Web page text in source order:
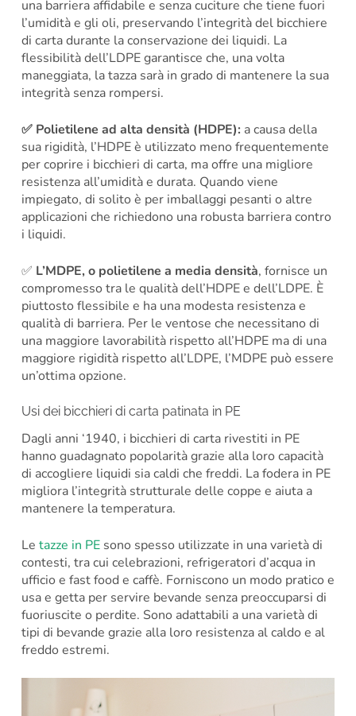
una barriera affidabile e senza cuciture che tiene fuori
l’umidità e gli oli, preservando l’integrità del bicchiere
di carta durante la conservazione dei liquidi. La
flessibilità dell’LDPE garantisce che, una volta
maneggiata, la tazza sarà in grado di mantenere la sua
integrità senza rompersi.
✅ Polietilene ad alta densità (HDPE): a causa della
sua rigidità, l’HDPE è utilizzato meno frequentemente
per coprire i bicchieri di carta, ma offre una migliore
resistenza all’umidità e durata. Quando viene
impiegato, di solito è per imballaggi pesanti o altre
applicazioni che richiedono una robusta barriera contro
i liquidi.
✅ L’MDPE, o polietilene a media densità, fornisce un
compromesso tra le qualità dell’HDPE e dell’LDPE. È
piuttosto flessibile e ha una modesta resistenza e
qualità di barriera. Per le ventose che necessitano di
una maggiore lavorabilità rispetto all’HDPE ma di una
maggiore rigidità rispetto all’LDPE, l’MDPE può essere
un’ottima opzione.
Usi dei bicchieri di carta patinata in PE
Dagli anni ‘1940, i bicchieri di carta rivestiti in PE
hanno guadagnato popolarità grazie alla loro capacità
di accogliere liquidi sia caldi che freddi. La fodera in PE
migliora l’integrità strutturale delle coppe e aiuta a
mantenere la temperatura.
Le tazze in PEsono spesso utilizzate in una varietà di
contesti, tra cui celebrazioni, refrigeratori d’acqua in
ufficio e fast food e caffè. Forniscono un modo pratico e
usa e getta per servire bevande senza preoccuparsi di
fuoriuscite o perdite. Sono adattabili a una varietà di
tipi di bevande grazie alla loro resistenza al caldo e al
freddo estremi.